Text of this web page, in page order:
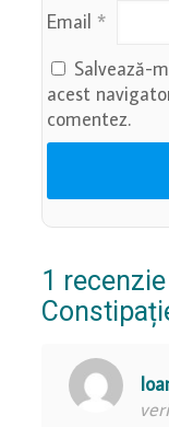
Email *
Salvează-
acest
comentez.
1